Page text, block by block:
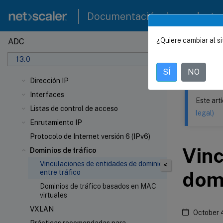
Documentación de
ADC
13.0
Dirección IP
Interfaces
Listas de control de acceso
Enrutamiento IP
Protocolo de Internet versión 6 (IPv6)
Dominios de tráfico
Vinculaciones de entidades de dominio
entre tráfico
Dominios de tráfico basados en MAC
virtuales
VXLAN
Este
<
Este
legal)
October
¿Quiere cambiar al
SÍ NO